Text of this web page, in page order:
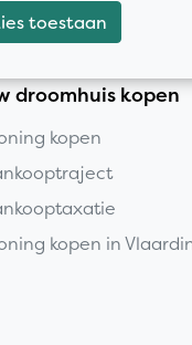
droomhuis kopen
kopen
kopen in
toestaan